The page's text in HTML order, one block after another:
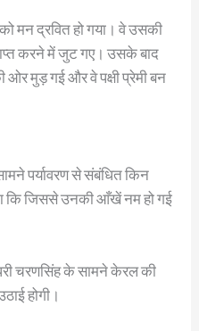
मन द्रवित हो गया। वे उसकी
करने में जुट गए। उसके बाद
मुड़ गई और वे पक्षी प्रेमी बन
पर्यावरण से संबंधित किन
कि जिससे उनकी आँखें नम हो गई
चरणसिंह के सामने केरल की
होगी।